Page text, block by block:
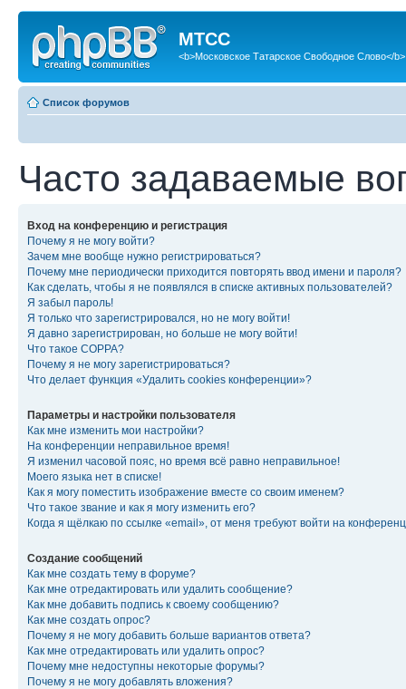
МТСС
<b>Московское Татарское Свободное Слово</b>
Список форумов
Часто задаваемые
Вход на конференцию и регистрация
Почему я не могу войти?
Зачем мне вообще нужно регистрироваться?
Почему мне периодически приходится повторять ввод имени и пароля?
Как сделать, чтобы я не появлялся в списке активных пользователей?
Я забыл пароль!
Я только что зарегистрировался, но не могу войти!
Я давно зарегистрирован, но больше не могу войти!
Что такое COPPA?
Почему я не могу зарегистрироваться?
Что делает функция «Удалить cookies конференции»?
Параметры и настройки пользователя
Как мне изменить мои настройки?
На конференции неправильное время!
Я изменил часовой пояс, но время всё равно неправильное!
Моего языка нет в списке!
Как я могу поместить изображение вместе со своим именем?
Что такое звание и как я могу изменить его?
Когда я щёлкаю по ссылке «email», от меня требуют войти на
Создание сообщений
Как мне создать тему в форуме?
Как мне отредактировать или удалить сообщение?
Как мне добавить подпись к своему сообщению?
Как мне создать опрос?
Почему я не могу добавить больше вариантов ответа?
Как мне отредактировать или удалить опрос?
Почему мне недоступны некоторые форумы?
Почему я не могу добавлять вложения?